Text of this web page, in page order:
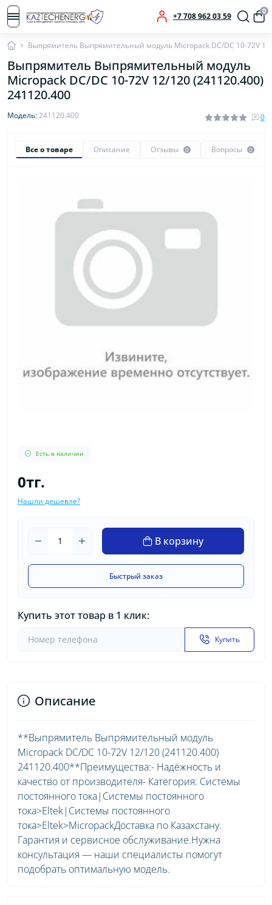
+7 708 962 03 59
0
Выпрямитель Выпрямительный модуль Micropack DC/DC 10-72V
Выпрямитель Выпрямительный модуль
Micropack DC/DC 10-72V 12/120 (241120.400)
241120.400
Модель:241120.400 0
Все о товаре Описание Отзывы 0 Вопросы 0
Есть в наличии
0тг.
Нашли дешевле?
В корзину
Быстрый заказ
Купить этот товар в 1 клик:
Купить
Описание
**Выпрямитель Выпрямительный модуль
Micropack DC/DC 10-72V 12/120 (241120.400)
241120.400**Преимущества:- Надёжность и
качество от производителя- Категория: Системы
постоянного тока|Системы постоянного
тока>Eltek|Системы постоянного
тока>Eltek>MicropackДоставка по Казахстану.
Гарантия и сервисное обслуживание.Нужна
консультация — наши специалисты помогут
подобрать оптимальную модель.